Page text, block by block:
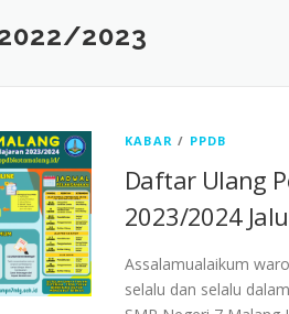
2023
KABAR / PPDB
Daftar Ulang
2023/2024
Assalamualaikum
selalu dan selalu